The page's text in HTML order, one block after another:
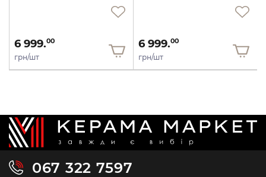
6 999.00
грн/шт
6 999.00
грн/шт
067 322 7597